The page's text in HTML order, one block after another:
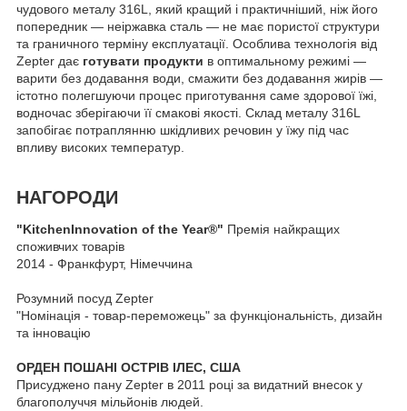
чудового металу 316L, який кращий і практичніший, ніж його
попередник — неіржавка сталь — не має пористої структури
та граничного терміну експлуатації. Особлива технологія від
Zepter дає готувати продукти в оптимальному режимі —
варити без додавання води, смажити без додавання жирів —
істотно полегшуючи процес приготування саме здорової їжі,
водночас зберігаючи її смакові якості. Склад металу 316L
запобігає потраплянню шкідливих речовин у їжу під час
впливу високих температур.
НАГОРОДИ
"KitchenInnovation of the Year®" Премія найкращих
споживчих товарів
2014 - Франкфурт, Німеччина
Розумний посуд Zepter
"Номінація - товар-переможець" за функціональність, дизайн
та інновацію
ОРДЕН ПОШАНІ ОСТРІВ ІЛЕС, США
Присуджено пану Zepter в 2011 році за видатний внесок у
благополуччя мільйонів людей.